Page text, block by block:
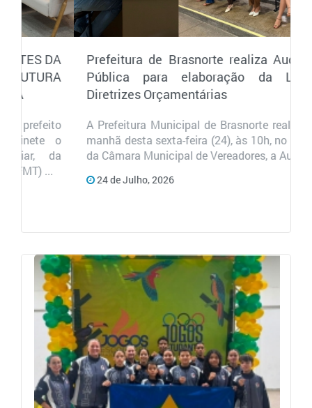
Prefeitura de Brasnorte realiza Audiência
Pública para elaboração da Lei de
Diretrizes Orçamentárias
A Prefeitura Municipal de Brasnorte realizou, na
manhã desta sexta-feira (24), às 10h, no plenário
da Câmara Municipal de Vereadores, a Audiê...
24 de Julho, 2026